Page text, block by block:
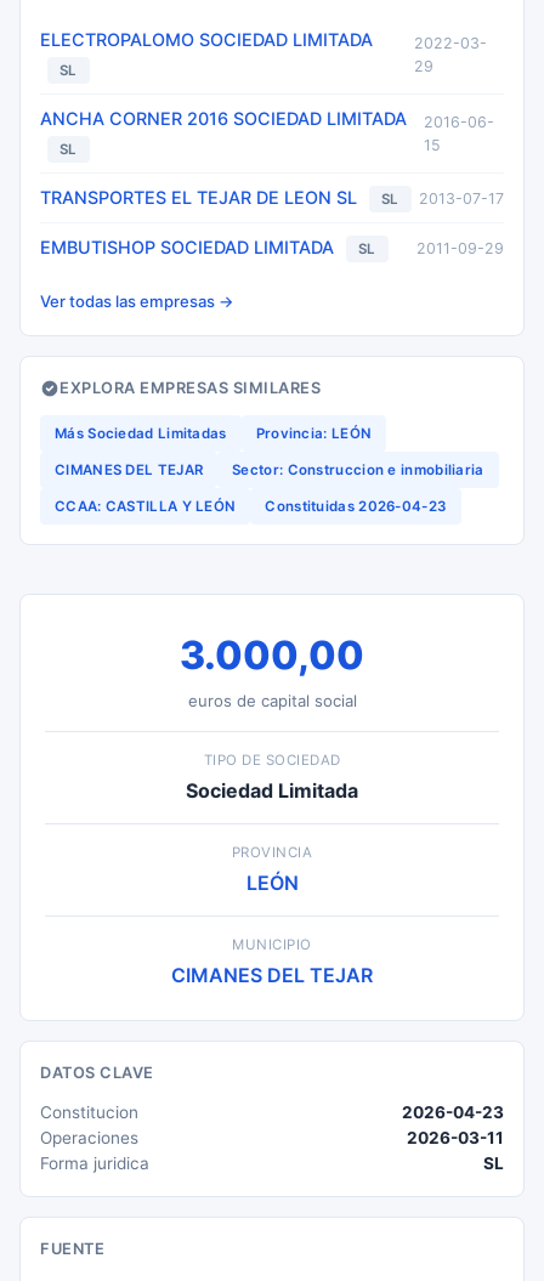
ELECTROPALOMO SOCIEDAD LIMITADA
SL
2022-03-
29
ANCHA CORNER 2016 SOCIEDAD LIMITADA
SL
2016-06-
15
TRANSPORTES EL TEJAR DE LEON SL SL 2013-07-17
EMBUTISHOP SOCIEDAD LIMITADA SL 2011-09-29
Ver todas las empresas →
EXPLORA EMPRESAS SIMILARES
Más Sociedad Limitadas Provincia: LEÓN
CIMANES DEL TEJAR Sector: Construccion e inmobiliaria
CCAA: CASTILLA Y LEÓN Constituidas 2026-04-23
3.000,00
euros de capital social
TIPO DE SOCIEDAD
Sociedad Limitada
PROVINCIA
LEÓN
MUNICIPIO
CIMANES DEL TEJAR
DATOS CLAVE
Constitucion
2026-04-23
Operaciones
2026-03-11
Forma juridica
SL
FUENTE